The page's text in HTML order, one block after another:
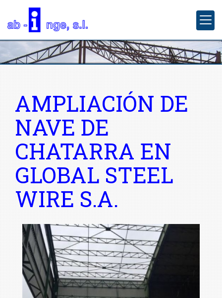
AMPLIACIÓN DE
NAVE DE
CHATARRA EN
GLOBAL STEEL
WIRE S.A.